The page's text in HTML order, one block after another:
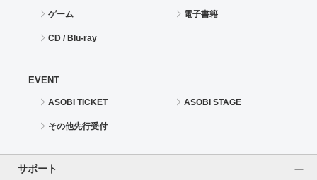
ゲーム 電子書籍
CD / Blu-ray
EVENT
ASOBI TICKET ASOBI STAGE
その他先行受付
サポート